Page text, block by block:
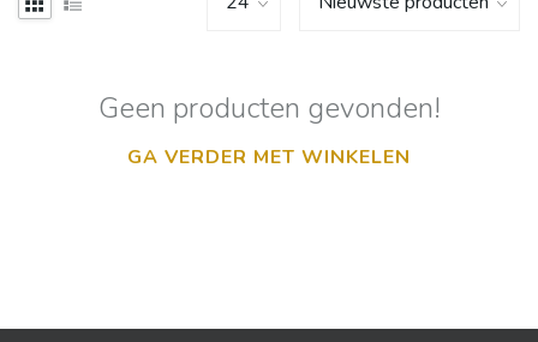
Geen producten gevonden!
GA VERDER MET WINKELEN